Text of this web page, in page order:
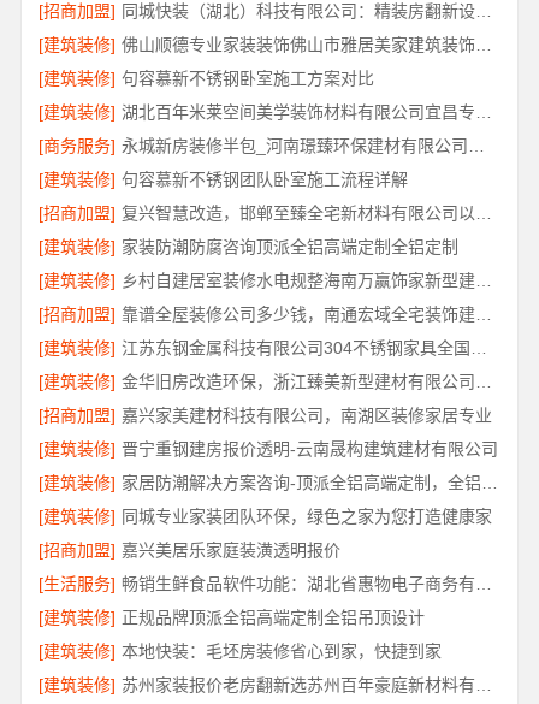
[招商加盟]
同城快装（湖北）科技有限公司：精装房翻新设计零增项
[建筑装修]
佛山顺德专业家装装饰佛山市雅居美家建筑装饰工程有限公司
[建筑装修] 句容慕新不锈钢卧室施工方案对比
[建筑装修]
[商务服务]
[建筑装修] 句容慕新不锈钢团队卧室施工流程详解
[招商加盟]
[建筑装修] 家装防潮防腐咨询顶派全铝高端定制全铝定制
[建筑装修]
乡村自建居室装修水电规整海南万赢饰家新型建筑材料有限公司
[招商加盟]
靠谱全屋装修公司多少钱，南通宏域全宅装饰建材有限公司免费报价
[建筑装修]
[建筑装修]
[招商加盟] 嘉兴家美建材科技有限公司，南湖区装修家居专业
[建筑装修] 晋宁重钢建房报价透明-云南晟构建筑建材有限公司
[建筑装修]
[建筑装修] 同城专业家装团队环保，绿色之家为您打造健康家
[招商加盟] 嘉兴美居乐家庭装潢透明报价
[生活服务]
[建筑装修] 正规品牌顶派全铝高端定制全铝吊顶设计
[建筑装修] 本地快装：毛坯房装修省心到家，快捷到家
[建筑装修]